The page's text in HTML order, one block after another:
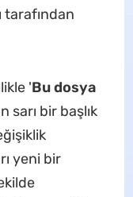
tarafından
'Bu dosya
sarı bir başlık
yeni bir